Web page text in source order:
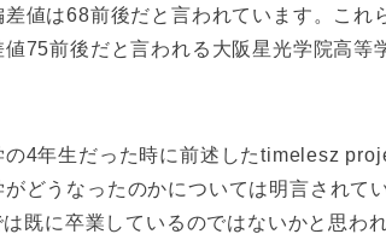
値は68前後だと言われています。これ
75前後だと言われる大阪星光学院高等
4年生だった時に前述したtimelesz
どうなったのかについては明言されて
既に卒業しているのではないかと思われ